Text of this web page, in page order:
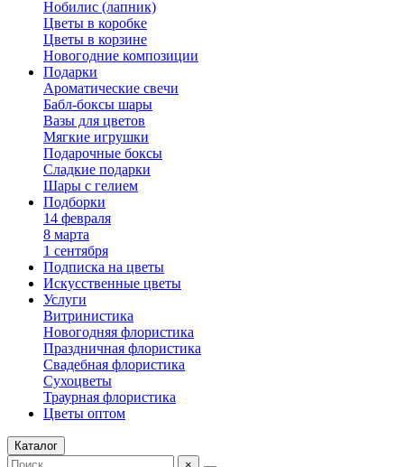
Нобилис (лапник)
Цветы в коробке
Цветы в корзине
Новогодние композиции
Подарки
Ароматические свечи
Бабл-боксы шары
Вазы для цветов
Мягкие игрушки
Подарочные боксы
Сладкие подарки
Шары с гелием
Подборки
14 февраля
8 марта
1 сентября
Подписка на цветы
Искусственные цветы
Услуги
Витринистика
Новогодняя флористика
Праздничная флористика
Свадебная флористика
Сухоцветы
Траурная флористика
Цветы оптом
Каталог